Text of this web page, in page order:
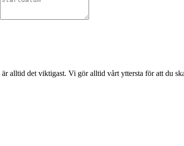
alltid det viktigast. Vi gör alltid vårt yttersta för att du